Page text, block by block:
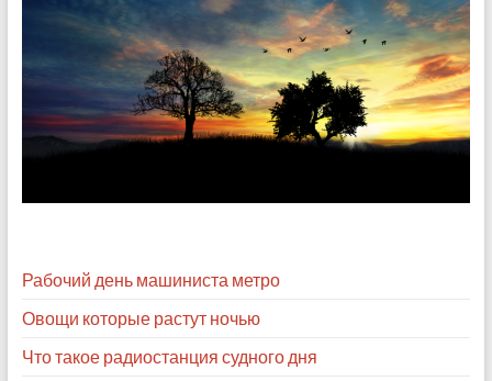
Рабочий день машиниста метро
Овощи которые растут ночью
Что такое радиостанция судного дня